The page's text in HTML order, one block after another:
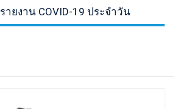
post:
รายงาน COVID-19 ประจำวัน